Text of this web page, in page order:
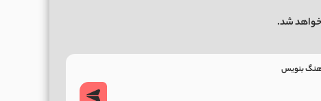
شد.